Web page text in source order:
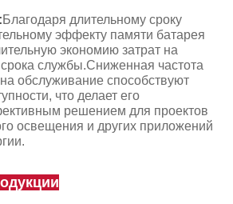
Благодаря длительному сроку
эффекту памяти батарея
экономию затрат на
службы.Сниженная частота
обслуживание способствуют
что делает его
решением для проектов
освещения и других приложений